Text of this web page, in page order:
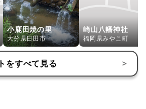
小鹿田焼の里
大分県日田市
崎山八幡神社
福岡県みやこ町
をすべて見る >